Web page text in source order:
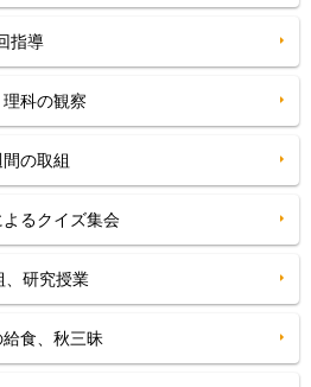
指導
科の観察
の取組
るクイズ集会
、研究授業
食、秋三昧